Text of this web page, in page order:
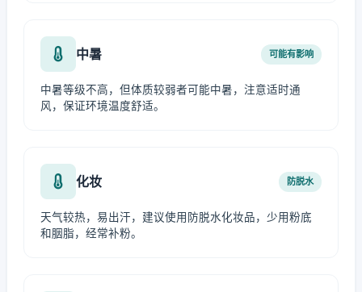
中暑 可能有影响
中暑等级不高，但体质较弱者可能中暑，注意适时通
风，保证环境温度舒适。
化妆 防脱水
天气较热，易出汗，建议使用防脱水化妆品，少用粉底
和胭脂，经常补粉。